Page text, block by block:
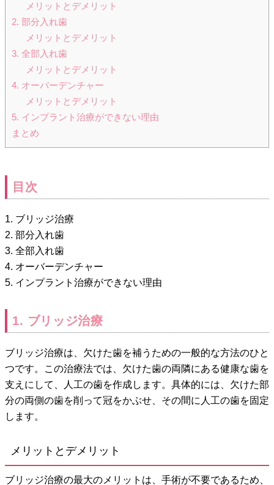
メリットとデメリット
2. 部分入れ歯
メリットとデメリット
3. 全部入れ歯
メリットとデメリット
4. オーバーデンチャー
メリットとデメリット
5. インプラント治療ができない理由
まとめ
目次
1. ブリッジ治療
2. 部分入れ歯
3. 全部入れ歯
4. オーバーデンチャー
5. インプラント治療ができない理由
1. ブリッジ治療
ブリッジ治療は、欠けた歯を補うための一般的な方法のひと
つです。この治療法では、欠けた歯の両隣にある健康な歯を
支えにして、人工の歯を作成します。具体的には、欠けた部
分の両側の歯を削って冠をかぶせ、その間に人工の歯を固定
します。
メリットとデメリット
ブリッジ治療の最大のメリットは、手術が不要であるため、